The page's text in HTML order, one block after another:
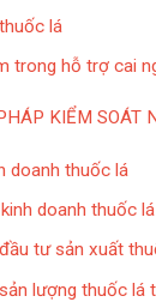
lá
trong hỗ trợ cai
KIỂM SOÁT
doanh thuốc lá
doanh thuốc lá
tư sản xuất
lượng thuốc lá